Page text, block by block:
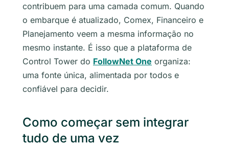
contribuem para uma camada comum. Quando
o embarque é atualizado, Comex, Financeiro e
Planejamento veem a mesma informação no
mesmo instante. É isso que a plataforma de
Control Tower do FollowNet One organiza:
uma fonte única, alimentada por todos e
confiável para decidir.
Como começar sem integrar
tudo de uma vez